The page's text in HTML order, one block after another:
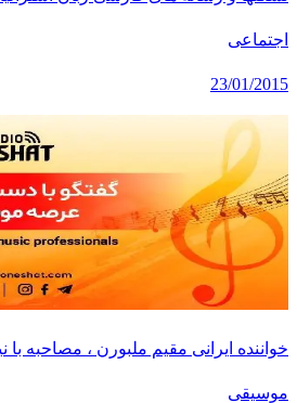
اجتماعی
23/01/2015
خواننده ایرانی مقیم ملبورن ، مصاحبه با
موسیقی